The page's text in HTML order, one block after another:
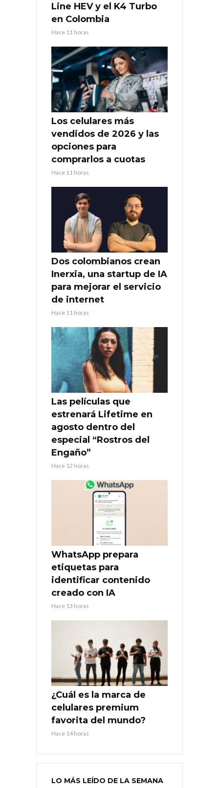
Line HEV y el K4 Turbo
en Colombia
Hace 11 horas
Los celulares más
vendidos de 2026 y las
opciones para
comprarlos a cuotas
Hace 11 horas
Dos colombianos crean
Inerxia, una startup de IA
para mejorar el servicio
de internet
Hace 11 horas
Las películas que
estrenará Lifetime en
agosto dentro del
especial “Rostros del
Engaño”
Hace 12 horas
WhatsApp prepara
etiquetas para
identificar contenido
creado con IA
Hace 13 horas
¿Cuál es la marca de
celulares premium
favorita del mundo?
Hace 14 horas
LO MÁS LEÍDO DE LA SEMANA